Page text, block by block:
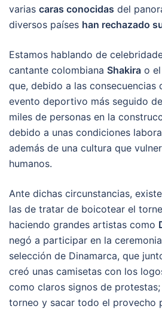
varias caras conocidas del
diversos países han rechazado
Estamos hablando de
cantante colombiana Shakira o
que, debido a las consecuencias
evento deportivo más seguido
miles de personas en la
debido a unas condiciones
además de una cultura que
humanos.
Ante dichas circunstancias,
las de tratar de boicotear el
haciendo grandes artistas como
negó a participar en la
selección de Dinamarca, que
creó unas camisetas con los
como claros signos de
torneo y sacar todo el provecho